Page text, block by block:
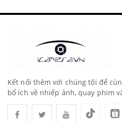
Kết nối thêm với chúng tôi để
bổ ích về nhiếp ảnh, quay phim